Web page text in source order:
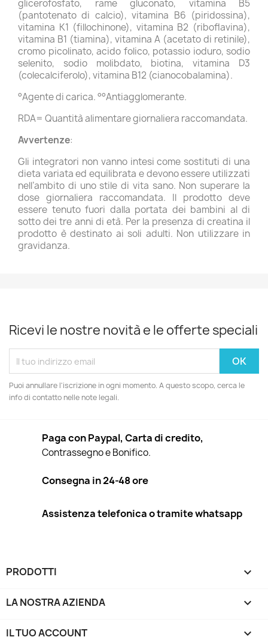
glicerofosfato, rame gluconato, vitamina B5
(pantotenato di calcio), vitamina B6 (piridossina),
vitamina K1 (fillochinone), vitamina B2 (riboflavina),
vitamina B1 (tiamina), vitamina A (acetato di retinile),
cromo picolinato, acido folico, potassio ioduro, sodio
selenito, sodio molibdato, biotina, vitamina D3
(colecalciferolo), vitamina B12 (cianocobalamina).
°Agente di carica. °°Antiagglomerante.
RDA= Quantità alimentare giornaliera raccomandata.
Avvertenze:
Gli integratori non vanno intesi come sostituti di una
dieta variata ed equilibrata e devono essere utilizzati
nell’ambito di uno stile di vita sano. Non superare la
dose giornaliera raccomandata. Il prodotto deve
essere tenuto fuori dalla portata dei bambini al di
sotto dei tre anni di età. Per la presenza di creatina il
prodotto è destinato ai soli adulti. Non utilizzare in
gravidanza.
Ricevi le nostre novità e le offerte speciali
Puoi annullare l'iscrizione in ogni momento. A questo scopo, cerca le
info di contatto nelle note legali.
Paga con Paypal, Carta di credito,
Contrassegno e Bonifico.
Consegna in 24-48 ore
Assistenza telefonica o tramite whatsapp
PRODOTTI 
LA NOSTRA AZIENDA 
IL TUO ACCOUNT 